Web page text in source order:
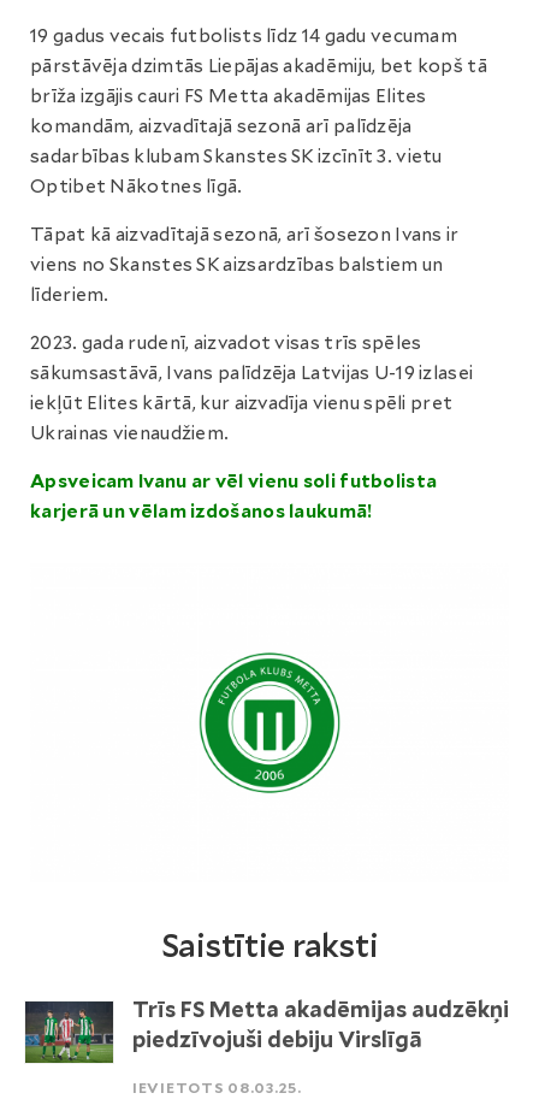
19 gadus vecais futbolists līdz 14 gadu vecumam
pārstāvēja dzimtās Liepājas akadēmiju, bet kopš tā
brīža izgājis cauri FS Metta akadēmijas Elites
komandām, aizvadītajā sezonā arī palīdzēja
sadarbības klubam Skanstes SK izcīnīt 3. vietu
Optibet Nākotnes līgā.
Tāpat kā aizvadītajā sezonā, arī šosezon Ivans ir
viens no Skanstes SK aizsardzības balstiem un
līderiem.
2023. gada rudenī, aizvadot visas trīs spēles
sākumsastāvā, Ivans palīdzēja Latvijas U-19 izlasei
iekļūt Elites kārtā, kur aizvadīja vienu spēli pret
Ukrainas vienaudžiem.
Apsveicam Ivanu ar vēl vienu soli futbolista
karjerā un vēlam izdošanos laukumā!
Saistītie raksti
Trīs FS Metta akadēmijas audzēkņi
piedzīvojuši debiju Virslīgā
IEVIETOTS 08.03.25.